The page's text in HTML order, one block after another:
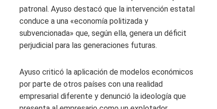
patronal. Ayuso destacó que la intervención estatal
conduce a una «economía politizada y
subvencionada» que, según ella, genera un déficit
perjudicial para las generaciones futuras.
Ayuso criticó la aplicación de modelos económicos
por parte de otros países con una realidad
empresarial diferente y denunció la ideología que